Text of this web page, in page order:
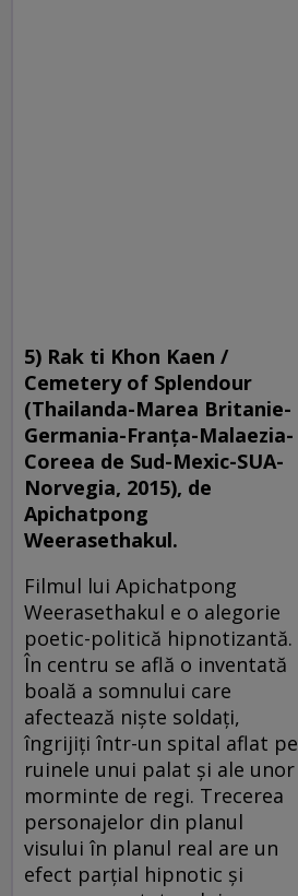
5) Rak ti Khon Kaen /
Cemetery of Splendour
(Thailanda-Marea Britanie-
Germania-Franţa-Malaezia-
Coreea de Sud-Mexic-SUA-
Norvegia, 2015), de
Apichatpong
Weerasethakul.
Filmul lui Apichatpong
Weerasethakul e o alegorie
poetic-politică hipnotizantă.
În centru se află o inventată
boală a somnului care
afectează nişte soldaţi,
îngrijiţi într-un spital aflat pe
ruinele unui palat şi ale unor
morminte de regi. Trecerea
personajelor din planul
visului în planul real are un
efect parţial hipnotic şi